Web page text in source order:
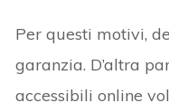
Per questi motivi,
garanzia. D’altra
accessibili online